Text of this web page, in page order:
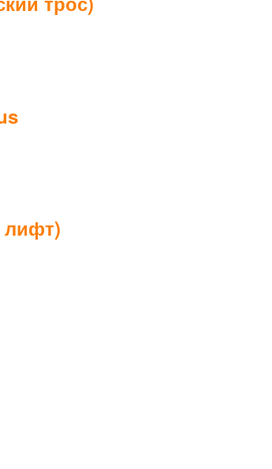
лифт)